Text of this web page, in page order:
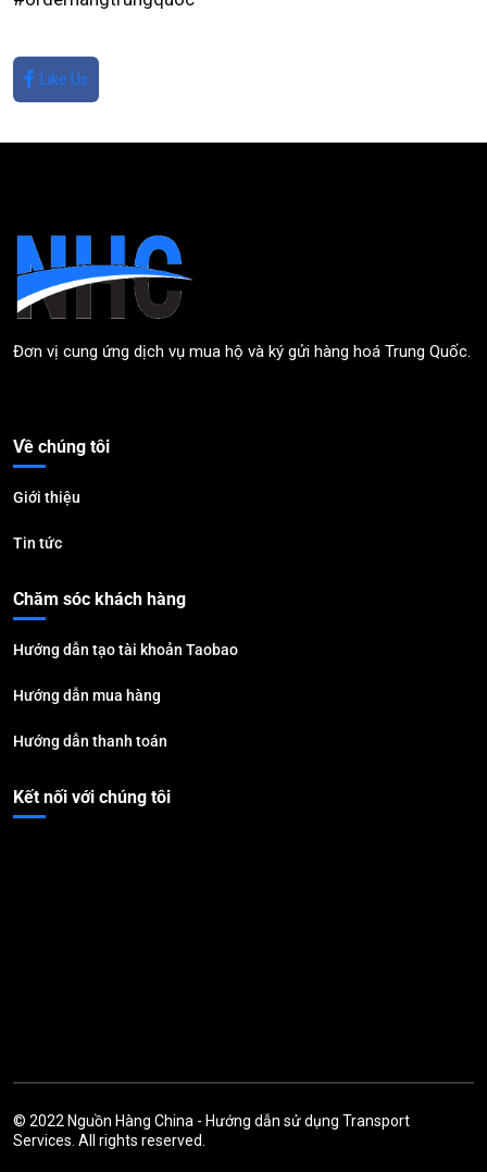
Like Us
Đơn vị cung ứng dịch vụ mua hộ và ký gửi hàng hoá Trung Quốc.
Về chúng tôi
Giới thiệu
Tin tức
Chăm sóc khách hàng
Hướng dẫn tạo tài khoản Taobao
Hướng dẫn mua hàng
Hướng dẫn thanh toán
Kết nối với chúng tôi
© 2022 Nguồn Hàng China - Hướng dẫn sử dụng Transport
Services. All rights reserved.